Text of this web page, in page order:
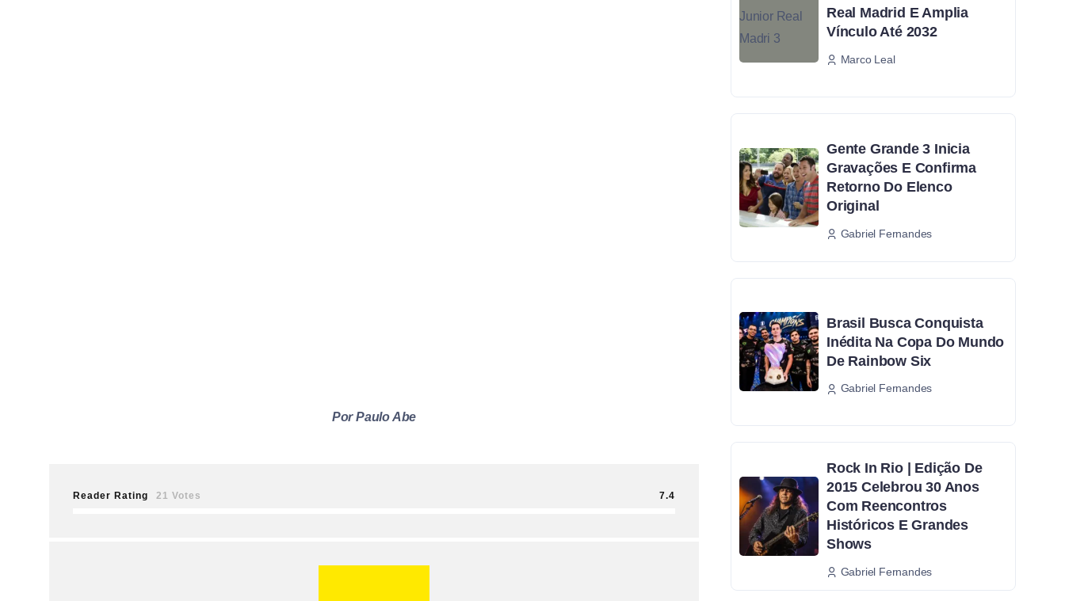
Por Paulo Abe
Reader Rating 21 Votes 7.4
Real Madrid E Amplia
Vínculo Até 2032
Marco Leal
Gente Grande 3 Inicia
Gravações E Confirma
Retorno Do Elenco
Original
Gabriel Fernandes
Brasil Busca Conquista
Inédita Na Copa Do Mundo
De Rainbow Six
Gabriel Fernandes
Rock In Rio | Edição De
2015 Celebrou 30 Anos
Com Reencontros
Históricos E Grandes
Shows
Gabriel Fernandes